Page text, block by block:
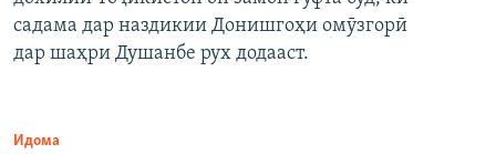
садама дар наздикии Донишгоҳи омӯзгорӣ
дар шаҳри Душанбе рух додааст.
Идома